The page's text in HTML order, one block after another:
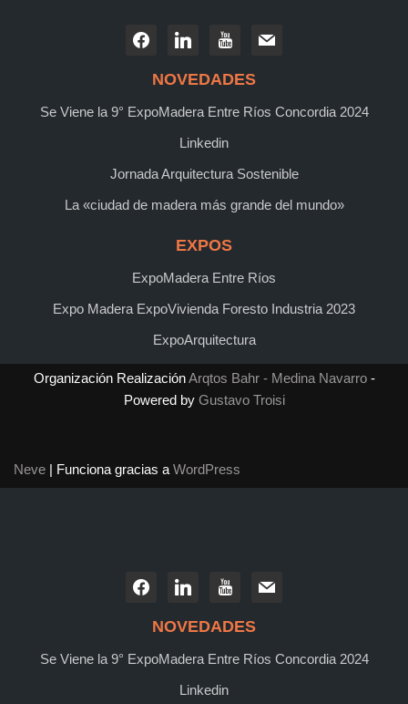
NOVEDADES
Se Viene la 9° ExpoMadera Entre Ríos Concordia 2024
Linkedin
Jornada Arquitectura Sostenible
La «ciudad de madera más grande del mundo»
EXPOS
ExpoMadera Entre Ríos
Expo Madera ExpoVivienda Foresto Industria 2023
ExpoArquitectura
Organización RealizaciónArqtos Bahr - Medina Navarro-
Powered by Gustavo Troisi
Neve | Funciona gracias a WordPress
NOVEDADES
Se Viene la 9° ExpoMadera Entre Ríos Concordia 2024
Linkedin